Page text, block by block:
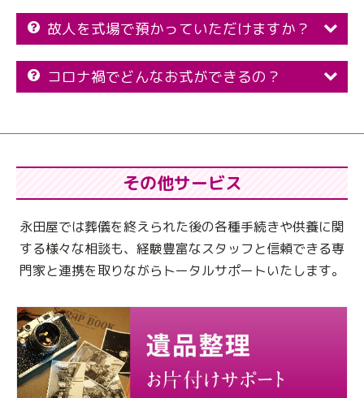
故人を式場で預かっていただけますか？
コロナ禍でどんなお式ができるの？
その他サービス
永田屋では葬儀を終えられた後の各種手続きや供養に関
する様々な相談も、 経験豊富なスタッフと信頼できる専
門家と連携を取りながらトータルサポートいたします。